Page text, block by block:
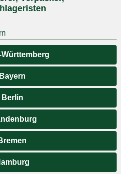
Württemberg
Bayern
Berlin